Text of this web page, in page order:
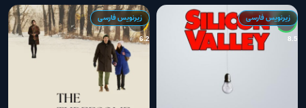
8.5
زیرنویس فارسی
6.2
زیرنویس فارسی